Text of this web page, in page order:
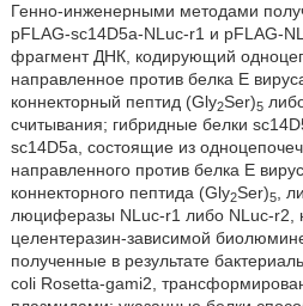
Генно-инженерными методами
pFLAG-sc14D5a-NLuc-r1 и pFLAG-
фрагмент ДНК, кодирующий
направленное против белка Е
коннекторный пептид (Gly2Ser)5
считывания; гибридные белки
sc14D5a, состоящие из
направленного против белка Е
коннекторного пептида (Gly2Ser)5,
люциферазы NLuc-r1 либо NLuc-
целентеразин-зависимой
полученные в результате
coli Rosetta-gami2,